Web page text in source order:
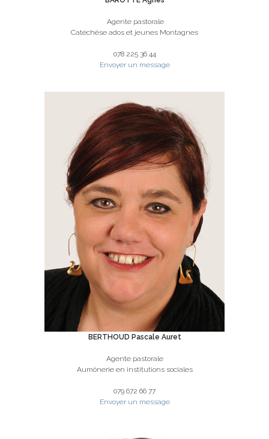
Agente pastorale
Catéchèse ados et jeunes Montagnes
078 225 36 44
Envoyer un message
BERTHOUD Pascale Auret
Agente pastorale
Aumônerie en institutions sociales
079 672 66 77
Envoyer un message